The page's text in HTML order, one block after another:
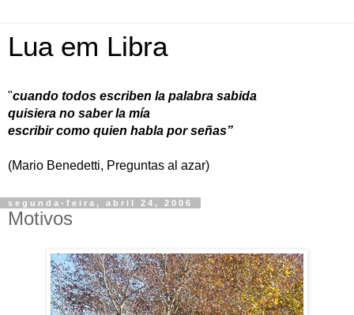
Lua em Libra
"cuando todos escriben la palabra sabida
quisiera no saber la mía
escribir como quien habla por señas”
(Mario Benedetti, Preguntas al azar)
segunda-feira, abril 24, 2006
Motivos